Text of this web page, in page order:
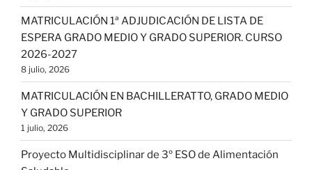
MATRICULACIÓN 1ª ADJUDICACIÓN DE LISTA DE
ESPERA GRADO MEDIO Y GRADO SUPERIOR. CURSO
2026-2027
8 julio, 2026
MATRICULACIÓN EN BACHILLERATTO, GRADO MEDIO
Y GRADO SUPERIOR
1 julio, 2026
Proyecto Multidisciplinar de 3º ESO de Alimentación